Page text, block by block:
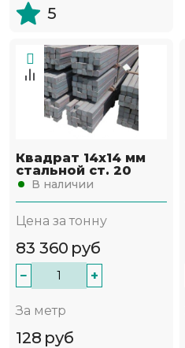
5
Квадрат 14х14 мм
стальной ст. 20
В наличии
Цена за тонну
83 360 руб
− +
За метр
128 руб